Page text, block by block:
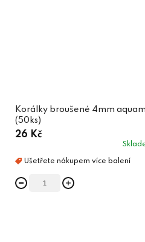
Korálky broušené 4mm
(50ks)
26 Kč